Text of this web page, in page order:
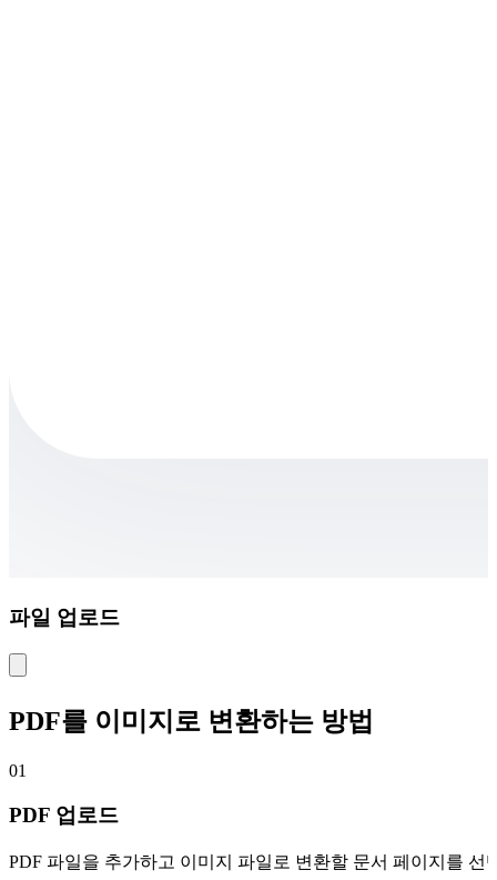
파일 업로드
PDF를 이미지로 변환하는 방법
01
PDF 업로드
PDF 파일을 추가하고 이미지 파일로 변환할 문서 페이지를 선